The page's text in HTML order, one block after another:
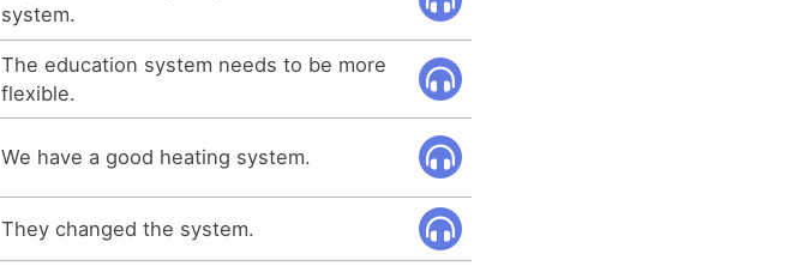
system.
The education system needs to be more
flexible.
We have a good heating system.
They changed the system.